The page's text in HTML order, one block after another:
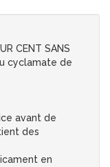
CENT SANS
cyclamate de
avant de
des
en